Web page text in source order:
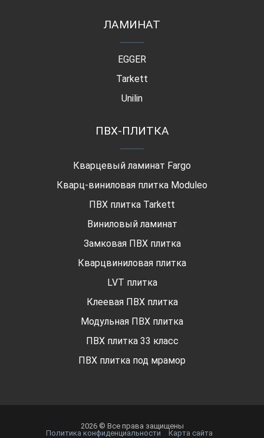
ЛАМИНАТ
EGGER
Tarkett
Unilin
ПВХ-ПЛИТКА
Кварцевый ламинат Fargo
Кварц-виниловая плитка Moduleo
ПВХ плитка Tarkett
Виниловый ламинат
Замковая ПВХ плитка
Кварцвиниловая плитка
LVT плитка
Клеевая ПВХ плитка
Модульная ПВХ плитка
ПВХ плитка 33 класс
ПВХ плитка под мрамор
2026 © Все права защищены
Политика конфиденциальности
Карта сайта